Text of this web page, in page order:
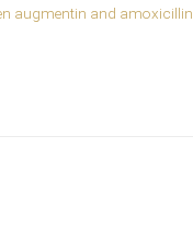
augmentin and amoxicillin